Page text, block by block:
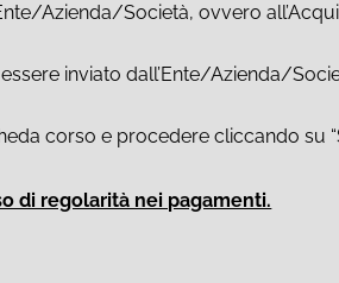
Azienda/Società, ovvero
inviato dall’Ente/Azienda/
corso e procedere cliccando su
di regolarità nei pagamenti.